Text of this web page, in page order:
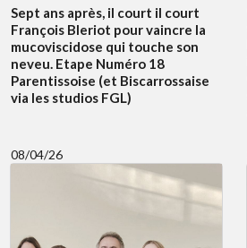
Sept ans après, il court il court
François Bleriot pour vaincre la
mucoviscidose qui touche son
neveu. Etape Numéro 18
Parentissoise (et Biscarrossaise
via les studios FGL)
08/04/26